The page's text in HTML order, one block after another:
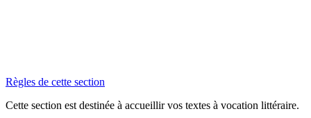
Règles de cette section
Cette section est destinée à accueillir vos textes à vocation littéraire.